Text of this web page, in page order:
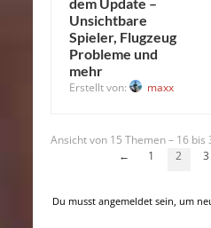
Unsichtbare
Spieler, Flugzeug
Probleme und
mehr
Erstellt von: maxx
Ansicht von 15 Themen – 16
←
1 2 3
Du musst angemeldet sein, um